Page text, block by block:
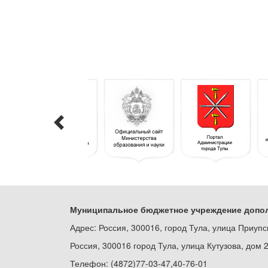
Муниципальное бюджетное учреждение
Адрес: Россия, 300016, город Тула, улица
Россия, 300016 город Тула, улица Кутузова, дом
Телефон: (4872)77-03-47,40-76-01